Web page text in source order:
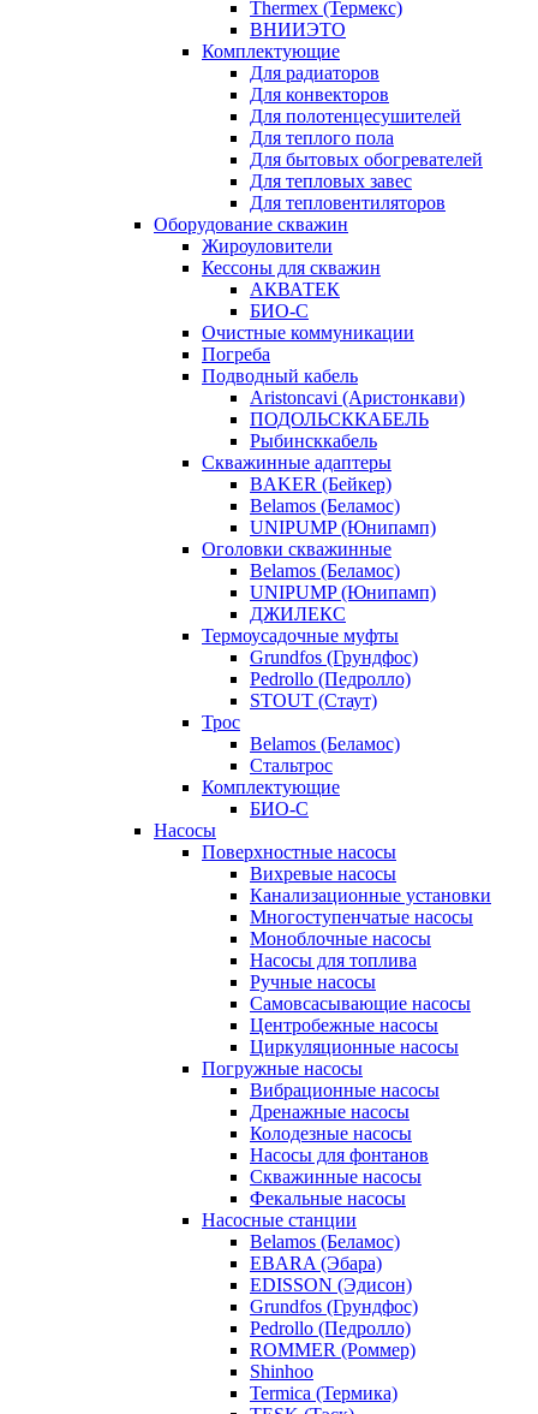
Thermex (Термекс)
ВНИИЭТО
Комплектующие
Для радиаторов
Для конвекторов
Для полотенцесушителей
Для теплого пола
Для бытовых обогревателей
Для тепловых завес
Для тепловентиляторов
Оборудование скважин
Жироуловители
Кессоны для скважин
АКВАТЕК
БИО-С
Очистные коммуникации
Погреба
Подводный кабель
Aristoncavi (Аристонкави)
ПОДОЛЬСККАБЕЛЬ
Рыбинсккабель
Скважинные адаптеры
BAKER (Бейкер)
Belamos (Беламос)
UNIPUMP (Юнипамп)
Оголовки скважинные
Belamos (Беламос)
UNIPUMP (Юнипамп)
ДЖИЛЕКС
Термоусадочные муфты
Grundfos (Грундфос)
Pedrollo (Педролло)
STOUT (Стаут)
Трос
Belamos (Беламос)
Стальтрос
Комплектующие
БИО-С
Насосы
Поверхностные насосы
Вихревые насосы
Канализационные установки
Многоступенчатые насосы
Моноблочные насосы
Насосы для топлива
Ручные насосы
Самовсасывающие насосы
Центробежные насосы
Циркуляционные насосы
Погружные насосы
Вибрационные насосы
Дренажные насосы
Колодезные насосы
Насосы для фонтанов
Скважинные насосы
Фекальные насосы
Насосные станции
Belamos (Беламос)
EBARA (Эбара)
EDISSON (Эдисон)
Grundfos (Грундфос)
Pedrollo (Педролло)
ROMMER (Роммер)
Shinhoo
Termica (Термика)